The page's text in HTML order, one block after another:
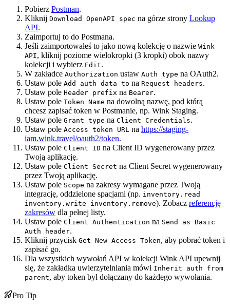
Pobierz Postman.
Kliknij Download OpenAPI spec na górze strony Lookup
API.
Zaimportuj to do Postmana.
Jeśli zaimportowałeś to jako nową kolekcję o nazwie Wink
API, kliknij poziome wielokropki (3 kropki) obok nazwy
kolekcji i wybierz Edit.
W zakładce Authorization ustaw Auth type na OAuth2.
Ustaw pole Add auth data to na Request headers.
Ustaw pole Header prefix na Bearer.
Ustaw pole Token Name na dowolną nazwę, pod którą
chcesz zapisać token w Postmanie, np. Wink Staging.
Ustaw pole Grant type na Client Credentials.
Ustaw pole Access token URL na https://staging-
iam.wink.travel/oauth2/token.
Ustaw pole Client ID na Client ID wygenerowany przez
Twoją aplikację.
Ustaw pole Client Secret na Client Secret wygenerowany
przez Twoją aplikację.
Ustaw pole Scope na zakresy wymagane przez Twoją
integrację, oddzielone spacjami (np. inventory.read
inventory.write inventory.remove). Zobacz referencję
zakresów dla pełnej listy.
Ustaw pole Client Authentication na Send as Basic
Auth header.
Kliknij przycisk Get New Access Token, aby pobrać token i
zapisać go.
Dla wszystkich wywołań API w kolekcji Wink API upewnij
się, że zakładka uwierzytelniania mówi Inherit auth from
parent, aby token był dołączany do każdego wywołania.
Pro Tip